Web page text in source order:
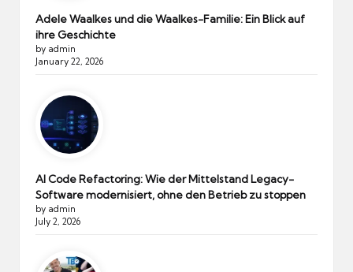
Adele Waalkes und die Waalkes-Familie: Ein Blick auf
ihre Geschichte
by admin
January 22, 2026
AI Code Refactoring: Wie der Mittelstand Legacy-
Software modernisiert, ohne den Betrieb zu stoppen
by admin
July 2, 2026